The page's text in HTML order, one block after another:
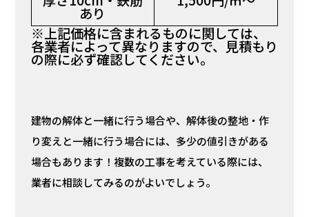
あり
※上記価格に含まれるものに関しては、
各業者によって異なりますので、見積もり
の際に必ず確認してください。
建物の解体と一緒に行う場合や、解体後の整地・作
り変えと一緒に行う場合には、多少の値引きがある
場合もあります！複数の工事を考えている際には、
業者に相談してみるのがよいでしょう。